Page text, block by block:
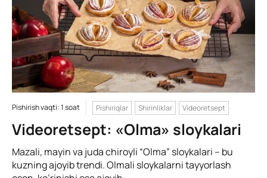
Pishirish vaqti: 1 soat Pishiriqlar Shirinliklar Videoretsept
Videoretsept: «Olma» sloykalari
Mazali, mayin va juda chiroyli “Olma” sloykalari – bu
kuzning ajoyib trendi. Olmali sloykalarni tayyorlash